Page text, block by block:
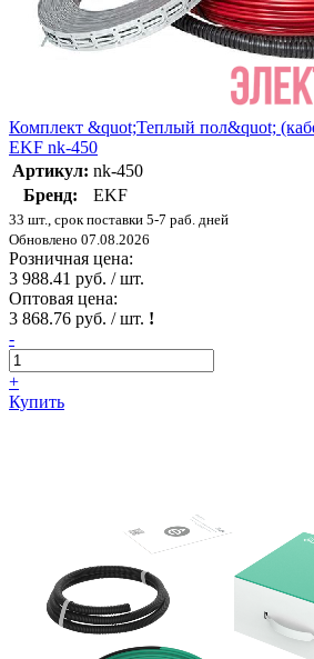
Комплект &quot;Теплый пол&quot;
EKF nk-450
Артикул: nk-450
Бренд:
EKF
33 шт., срок поставки 5-7 раб. дней
Обновлено 07.08.2026
Розничная цена:
3 988.41 руб. / шт.
Оптовая цена:
3 868.76 руб. / шт. !
-
+
Купить